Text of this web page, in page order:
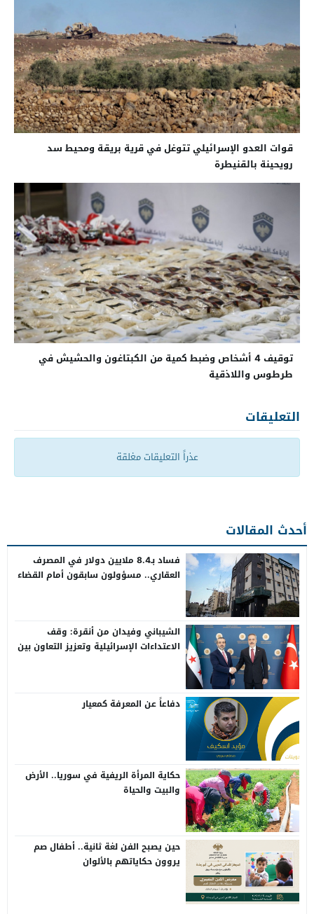
قوات العدو الإسرائيلي تتوغل في قرية بريقة ومحيط سد
رويحينة بالقنيطرة
توقيف 4 أشخاص وضبط كمية من الكبتاغون والحشيش في
طرطوس واللاذقية
التعليقات
عذراً التعليقات مغلقة
أحدث المقالات
فساد بـ8.4 ملايين دولار في المصرف
العقاري.. مسؤولون سابقون أمام القضاء
الشيباني وفيدان من أنقرة: وقف
الاعتداءات الإسرائيلية وتعزيز التعاون بين
دفاعاً عن المعرفة كمعيار
حكاية المرأة الريفية في سوريا.. الأرض
والبيت والحياة
حين يصبح الفن لغة ثانية.. أطفال صم
يروون حكاياتهم بالألوان